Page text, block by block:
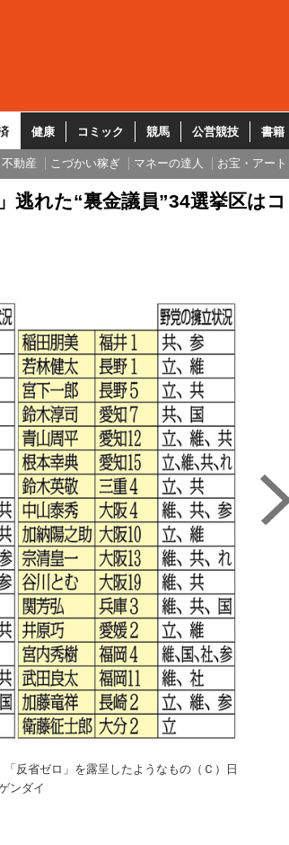
健康 コミック 競馬 公営競技 書籍
不動産 こづかい稼ぎ マネーの達人 お宝・アート
逃れた“裏金議員”34選挙区はコ
反省ゼロ」を露呈したようなもの（Ｃ）日
ンダイ
所詮